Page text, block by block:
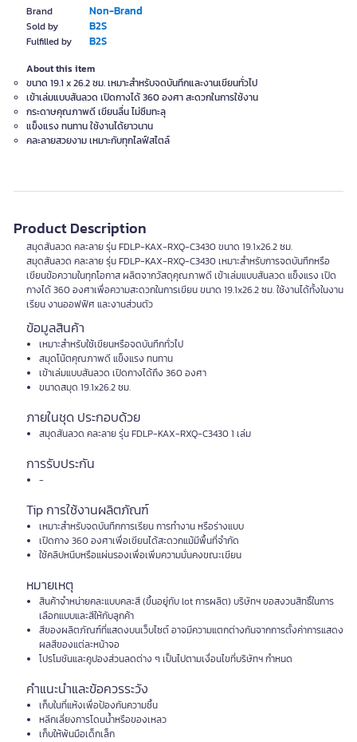
Brand Non-Brand
Sold by B2S
Fulfilled by B2S
About this item
ขนาด 19.1 x 26.2 ซม. เหมาะสำหรับจดบันทึกและงานเขียนทั่วไป
เข้าเล่มแบบสันลวด เปิดกางได้ 360 องศา สะดวกในการใช้งาน
กระดาษคุณภาพดี เขียนลื่น ไม่ซึมทะลุ
แข็งแรง ทนทาน ใช้งานได้ยาวนาน
คละลายสวยงาม เหมาะกับทุกไลฟ์สไตล์
Product Description
สมุดสันลวด คละลาย รุ่น FDLP-KAX-RXQ-C3430 ขนาด 19.1x26.2 ซม.
สมุดสันลวด คละลาย รุ่น FDLP-KAX-RXQ-C3430 เหมาะสำหรับการจดบันทึกหรือ
เขียนข้อความในทุกโอกาส ผลิตจากวัสดุคุณภาพดี เข้าเล่มแบบสันลวด แข็งแรง เปิด
กางได้ 360 องศาเพื่อความสะดวกในการเขียน ขนาด 19.1x26.2 ซม. ใช้งานได้ทั้งในงาน
เรียน งานออฟฟิศ และงานส่วนตัว
ข้อมูลสินค้า
เหมาะสำหรับใช้เขียนหรือจดบันทึกทั่วไป
สมุดโน้ตคุณภาพดี แข็งแรง ทนทาน
เข้าเล่มแบบสันลวด เปิดกางได้ถึง 360 องศา
ขนาดสมุด 19.1x26.2 ซม.
ภายในชุด ประกอบด้วย
สมุดสันลวด คละลาย รุ่น FDLP-KAX-RXQ-C3430 1 เล่ม
การรับประกัน
-
Tip การใช้งานผลิตภัณฑ์
เหมาะสำหรับจดบันทึกการเรียน การทำงาน หรือร่างแบบ
เปิดกาง 360 องศาเพื่อเขียนได้สะดวกแม้มีพื้นที่จำกัด
ใช้คลิปหนีบหรือแผ่นรองเพื่อเพิ่มความมั่นคงขณะเขียน
หมายเหตุ
สินค้าจำหน่ายคละแบบคละสี (ขึ้นอยู่กับ lot การผลิต) บริษัทฯ ขอสงวนสิทธิ์ในการ
เลือกแบบและสีให้กับลูกค้า
สีของผลิตภัณฑ์ที่แสดงบนเว็บไซต์ อาจมีความแตกต่างกันจากการตั้งค่าการแสดง
ผลสีของแต่ละหน้าจอ
โปรโมชันและคูปองส่วนลดต่าง ๆ เป็นไปตามเงื่อนไขที่บริษัทฯ กำหนด
คำแนะนำและข้อควรระวัง
เก็บในที่แห้งเพื่อป้องกันความชื้น
หลีกเลี่ยงการโดนน้ำหรือของเหลว
เก็บให้พ้นมือเด็กเล็ก